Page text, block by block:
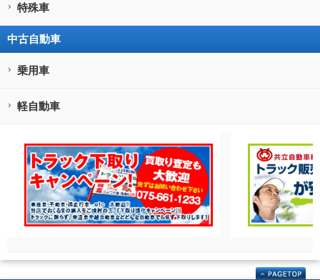
特殊車
中古自動車
乗用車
軽自動車